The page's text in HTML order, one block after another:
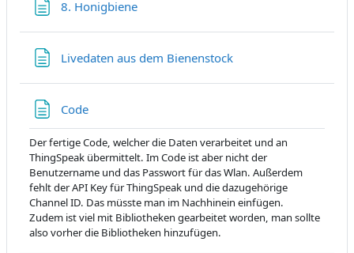
8. HonigbieneTextseite
Livedaten aus dem BienenstockTextseite
CodeTextseite
Der fertige Code, welcher die Daten verarbeitet und an
ThingSpeak übermittelt. Im Code ist aber nicht der
Benutzername und das Passwort für das Wlan. Außerdem
fehlt der API Key für ThingSpeak und die dazugehörige
Channel ID. Das müsste man im Nachhinein einfügen.
Zudem ist viel mit Bibliotheken gearbeitet worden, man sollte
also vorher die Bibliotheken hinzufügen.